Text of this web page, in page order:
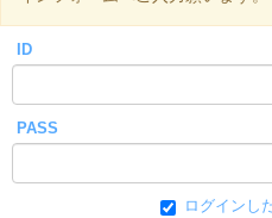
小説
ID
PASS
ログインし